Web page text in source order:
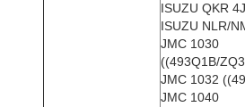
ISUZU QKR
ISUZU NLR/
JMC 1030
((493Q1B/
JMC 1032
JMC 1040